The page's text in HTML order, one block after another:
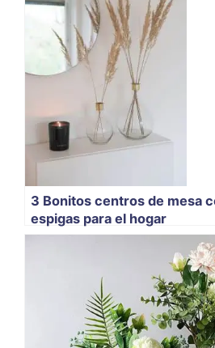
3 Bonitos centros de mesa
espigas para el hogar